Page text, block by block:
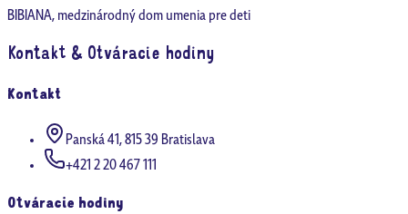
BIBIANA, medzinárodný dom umenia pre deti
Kontakt & Otváracie hodiny
Kontakt
Panská 41, 815 39 Bratislava
+421 2 20 467 111
Otváracie hodiny